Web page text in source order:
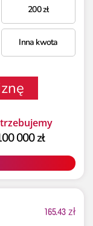
200zł
Inna kwota
000 zł
165.43zł